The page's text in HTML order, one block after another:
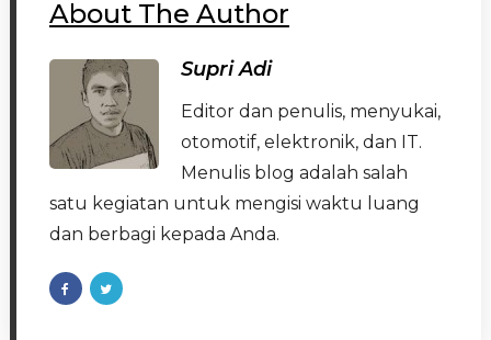
About The Author
Supri Adi
Editor dan penulis, menyukai,
otomotif, elektronik, dan IT.
Menulis blog adalah salah
satu kegiatan untuk mengisi waktu luang
dan berbagi kepada Anda.